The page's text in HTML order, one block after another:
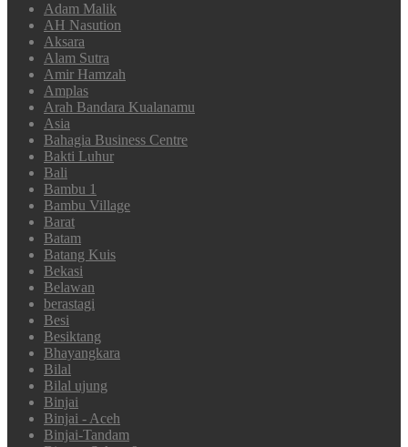
Adam Malik
AH Nasution
Aksara
Alam Sutra
Amir Hamzah
Amplas
Arah Bandara Kualanamu
Asia
Bahagia Business Centre
Bakti Luhur
Bali
Bambu 1
Bambu Village
Barat
Batam
Batang Kuis
Bekasi
Belawan
berastagi
Besi
Besiktang
Bhayangkara
Bilal
Bilal ujung
Binjai
Binjai - Aceh
Binjai-Tandam